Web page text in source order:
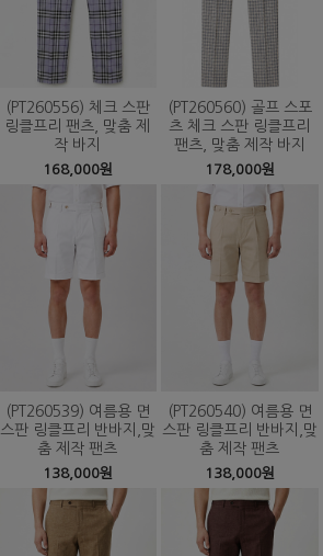
(PT260556) 체크 스판
링클프리 팬츠, 맞춤 제
작 바지
168,000원
(PT260560) 골프 스포
츠 체크 스판 링클프리
팬츠, 맞춤 제작 바지
178,000원
(PT260539) 여름용 면
스판 링클프리 반바지,맞
춤 제작 팬츠
138,000원
(PT260540) 여름용 면
스판 링클프리 반바지,맞
춤 제작 팬츠
138,000원